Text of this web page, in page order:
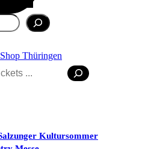
Kultursommer